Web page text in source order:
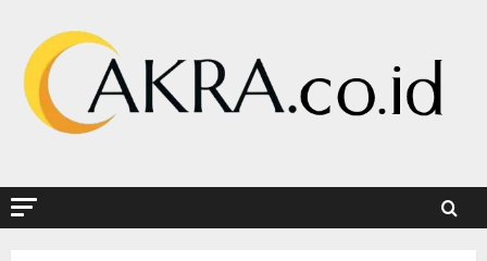
content